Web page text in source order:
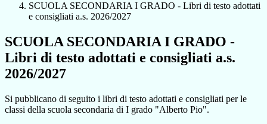
SCUOLA SECONDARIA I GRADO - Libri di testo adottati
e consigliati a.s. 2026/2027
SCUOLA SECONDARIA I GRADO -
Libri di testo adottati e consigliati a.s.
2026/2027
Si pubblicano di seguito i libri di testo adottati e consigliati per le
classi della scuola secondaria di I grado "Alberto Pio".